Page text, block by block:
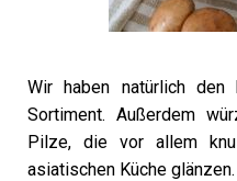
Wir haben natürlich den
Sortiment. Außerdem
Pilze, die vor allem
asiatischen Küche glänzen.